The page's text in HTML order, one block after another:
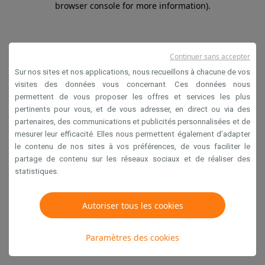
browser console for more information).
Sur nos sites et nos applications, nous recueillons à chacune de vos
visites des données vous concernant. Ces données nous
permettent de vous proposer les offres et services les plus
pertinents pour vous, et de vous adresser, en direct ou via des
partenaires, des communications et publicités personnalisées et de
mesurer leur efficacité. Elles nous permettent également d’adapter
le contenu de nos sites à vos préférences, de vous faciliter le
partage de contenu sur les réseaux sociaux et de réaliser des
statistiques.
Autoriser tous les cookies
Paramètres des cookies
Continuer sans accepter